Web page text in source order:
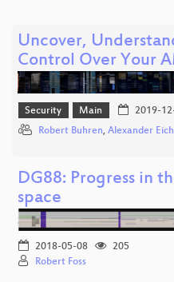
Uncover,
Control Over Your
Security Main 2019-
Robert Buhren, Alexander
DG88: Progress in
space
2018-05-08
205
Robert Foss